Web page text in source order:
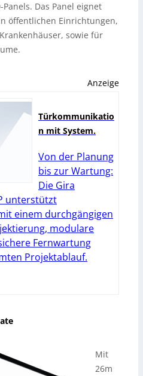
Das Panel eignet
öffentlichen Einrichtungen,
sowie für
Anzeige
Türkommunikatio
n mit System.
Von der Planung
bis zur Wartung:
Die Gira
unterstützt
einem durchgängigen
modulare
Fernwartung
Projektablauf.
Mit
26m